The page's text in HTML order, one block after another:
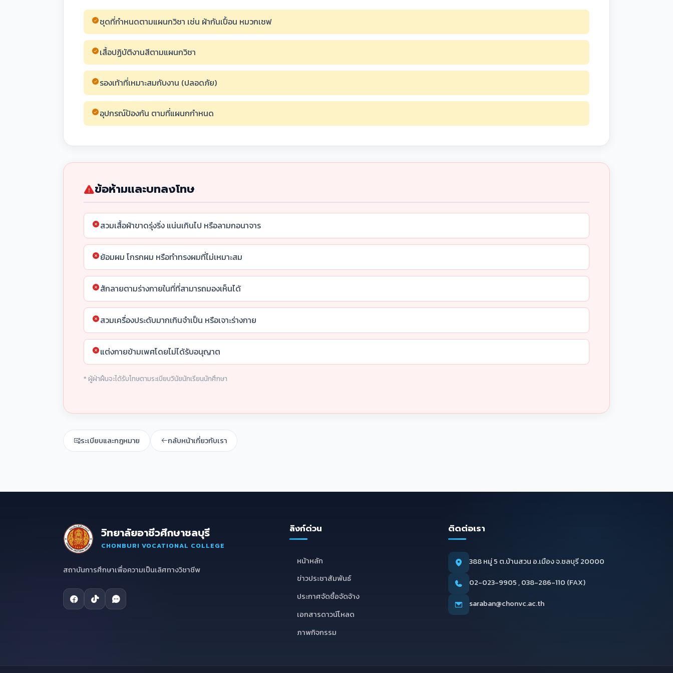
ชุดที่กำหนดตามแผนกวิชา เช่น ผ้ากันเปื้อน หมวกเชฟ
เสื้อปฏิบัติงานสีตามแผนกวิชา
รองเท้าที่เหมาะสมกับงาน (ปลอดภัย)
อุปกรณ์ป้องกัน ตามที่แผนกกำหนด
ข้อห้ามและบทลงโทษ
สวมเสื้อผ้าขาดรุ่งริ่ง แน่นเกินไป หรือลามกอนาจาร
ย้อมผม โกรกผม หรือทำทรงผมที่ไม่เหมาะสม
สักลายตามร่างกายในที่ที่สามารถมองเห็นได้
สวมเครื่องประดับมากเกินจำเป็น หรือเจาะร่างกาย
แต่งกายข้ามเพศโดยไม่ได้รับอนุญาต
* ผู้ฝ่าฝืนจะได้รับโทษตามระเบียบวินัยนักเรียนนักศึกษา
ระเบียบและกฎหมาย กลับหน้าเกี่ยวกับเรา
วิทยาลัยอาชีวศึกษาชลบุรี
CHONBURI VOCATIONAL COLLEGE
สถาบันการศึกษาเพื่อความเป็นเลิศทางวิชาชีพ
ลิงก์ด่วน
หน้าหลัก
ข่าวประชาสัมพันธ์
ประกาศจัดซื้อจัดจ้าง
เอกสารดาวน์โหลด
ภาพกิจกรรม
ติดต่อเรา
388 หมู่ 5 ต.บ้านสวน อ.เมือง จ.ชลบุรี 20000
02-023-9905 , 038-286-110 (FAX)
saraban@chonvc.ac.th